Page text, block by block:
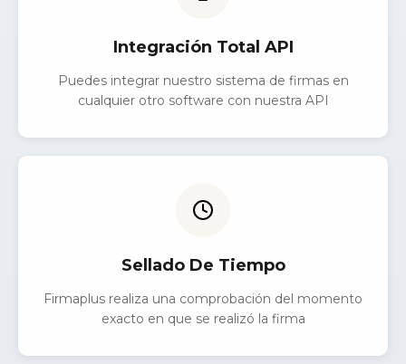
Integración Total API
Puedes integrar nuestro sistema de firmas en
cualquier otro software con nuestra API
Sellado De Tiempo
Firmaplus realiza una comprobación del momento
exacto en que se realizó la firma